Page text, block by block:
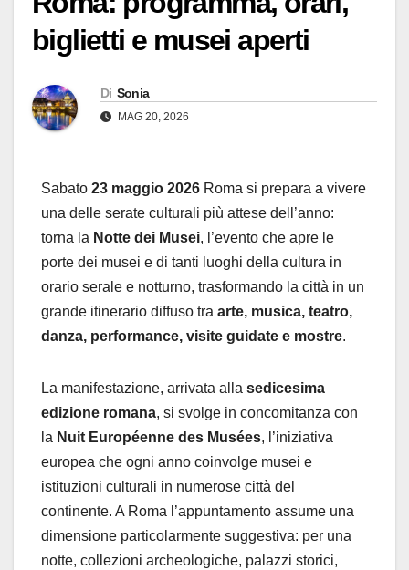
biglietti e musei aperti
Di Sonia
MAG 20, 2026
Sabato 23 maggio 2026 Roma si prepara a vivere
una delle serate culturali più attese dell’anno:
torna la Notte dei Musei, l’evento che apre le
porte dei musei e di tanti luoghi della cultura in
orario serale e notturno, trasformando la città in un
grande itinerario diffuso tra arte, musica, teatro,
danza, performance, visite guidate e mostre.
La manifestazione, arrivata alla sedicesima
edizione romana, si svolge in concomitanza con
la Nuit Européenne des Musées, l’iniziativa
europea che ogni anno coinvolge musei e
istituzioni culturali in numerose città del
continente. A Roma l’appuntamento assume una
dimensione particolarmente suggestiva: per una
notte, collezioni archeologiche, palazzi storici,